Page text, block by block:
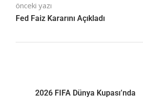
önceki yazı
Fed Faiz Kararını Açıkladı
2026 FIFA Dünya Kupası’nda